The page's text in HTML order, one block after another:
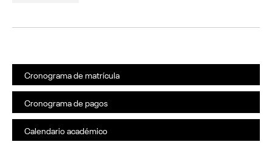
Cronograma de matrícula
Cronograma de pagos
Calendario académico